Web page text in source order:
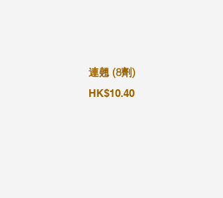
連翹 (8劑)
HK$10.40